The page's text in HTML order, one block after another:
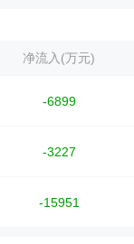
净流入(万元)
-6899
-3227
-15951